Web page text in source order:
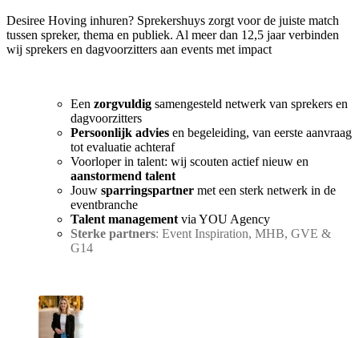
Desiree Hoving inhuren? Sprekershuys zorgt voor de juiste match
tussen spreker, thema en publiek. Al meer dan 12,5 jaar verbinden
wij sprekers en dagvoorzitters aan events met impact
Een zorgvuldig samengesteld netwerk van sprekers en
dagvoorzitters
Persoonlijk advies en begeleiding, van eerste aanvraag
tot evaluatie achteraf
Voorloper in talent: wij scouten actief nieuw en
aanstormend talent
Jouw sparringspartner met een sterk netwerk in de
eventbranche
Talent management via YOU Agency
Sterke partners: Event Inspiration, MHB, GVE &
G14